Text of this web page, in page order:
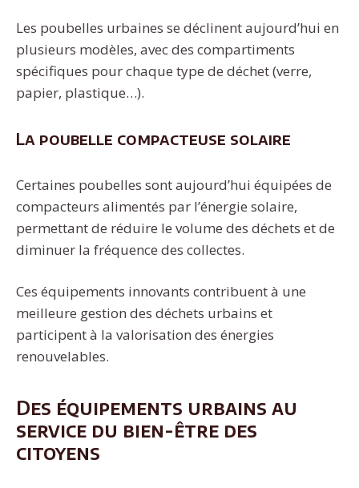
Les poubelles urbaines se déclinent aujourd’hui en
plusieurs modèles, avec des compartiments
spécifiques pour chaque type de déchet (verre,
papier, plastique…).
La poubelle compacteuse solaire
Certaines poubelles sont aujourd’hui équipées de
compacteurs alimentés par l’énergie solaire,
permettant de réduire le volume des déchets et de
diminuer la fréquence des collectes.
Ces équipements innovants contribuent à une
meilleure gestion des déchets urbains et
participent à la valorisation des énergies
renouvelables.
Des équipements urbains au
service du bien-être des
citoyens